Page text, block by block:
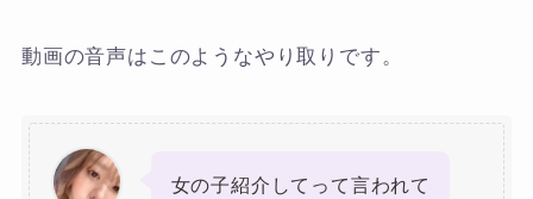
動画の音声はこのようなやり取りです。
女の子紹介してって言われて